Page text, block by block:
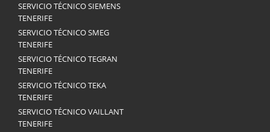
SERVICIO TÉCNICO SIEMENS
TENERIFE
SERVICIO TÉCNICO SMEG
TENERIFE
SERVICIO TÉCNICO TEGRAN
TENERIFE
SERVICIO TÉCNICO TEKA
TENERIFE
SERVICIO TÉCNICO VAILLANT
TENERIFE